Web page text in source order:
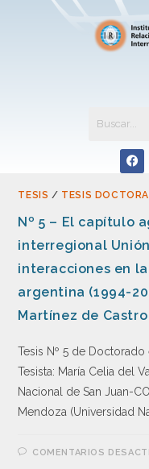
TESIS / TESIS
Nº 5 – El capítulo
interregional
interacciones en
argentina (1994-
Martínez de Castro
Tesis Nº 5 de
Tesista: María Celia del
Nacional de San Juan-
Mendoza (Universidad
COMENTARIOS